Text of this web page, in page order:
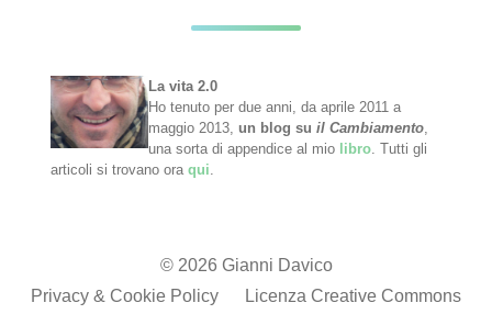
La vita 2.0
Ho tenuto per due anni, da aprile 2011 a
maggio 2013,un blog suil Cambiamento
una sorta di appendice al mio libro . Tutti gli
articoli si trovano oraqui
© 2026 Gianni Davico
Privacy & Cookie Policy
Licenza Creative Commons